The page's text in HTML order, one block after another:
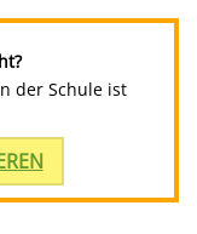
der Schule ist